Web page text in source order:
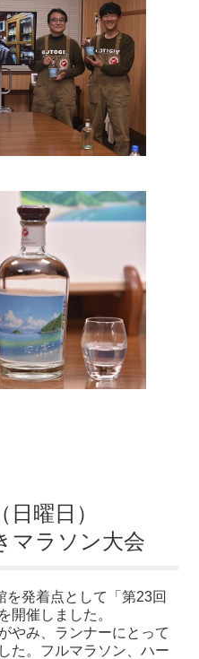
曜日）
マラソン大会
を発着点として「第23回
開催しました。
やみ、ランナーにとって
た。フルマラソン、ハー